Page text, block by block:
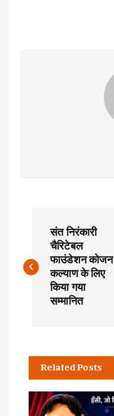
o
s
v
संत निरंकारी
चैरिटेबल
फाउंडेशन कोजन
कल्याण के लिए
किया गया
सम्मानित
Related Posts